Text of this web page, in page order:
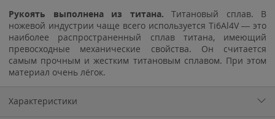
Рукоять выполнена из титана. Титановый сплав. В
ножевой индустрии чаще всего используется Ti6Al4V — это
наиболее распространенный сплав титана, имеющий
превосходные механические свойства. Он считается
самым прочным и жестким титановым сплавом. При этом
материал очень лёгок.
Характеристики